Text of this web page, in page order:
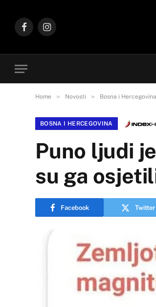
FacebookInstagram
Home » Novosti » Bosna i Hercegovina
BOSNA I HERCEGOVINA
Puno ljudi
su ga
Facebook Twitter